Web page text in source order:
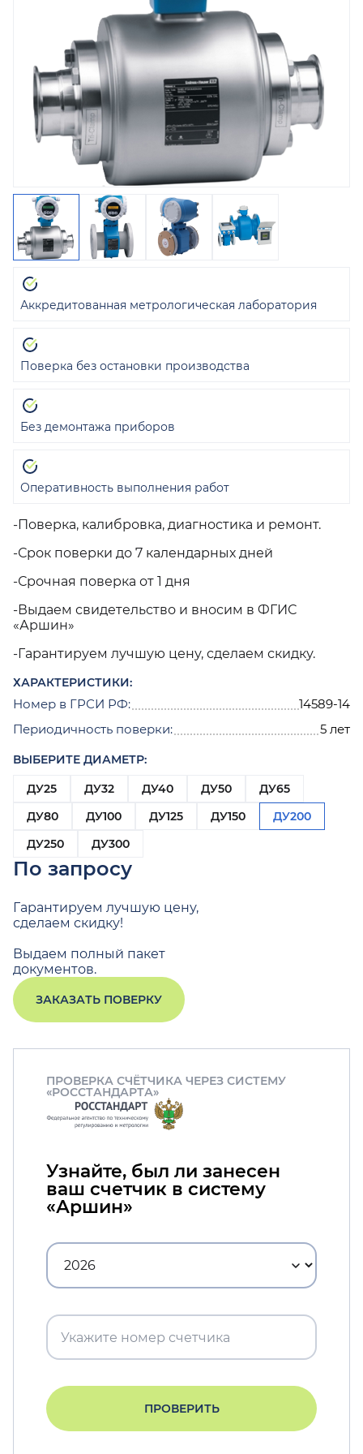
-Поверка, калибровка, диагностика и ремонт.
-Срок поверки до 7 календарных дней
-Срочная поверка от 1 дня
-Выдаем свидетельство и вносим в ФГИС
«Аршин»
-Гарантируем лучшую цену, сделаем скидку.
ХАРАКТЕРИСТИКИ:
Номер в ГРСИ РФ:
14589-14
Периодичность поверки:
5 лет
ВЫБЕРИТЕ ДИАМЕТР:
ДУ25
ДУ32 ДУ40 ДУ50
ДУ65
ДУ80
ДУ100 ДУ125 ДУ150
ДУ200
ДУ250
ДУ300
По запросу
Гарантируем лучшую цену,
сделаем скидку!
Выдаем полный пакет
документов.
ЗАКАЗАТЬ ПОВЕРКУ
Аккредитованная метрологическая лаборатория
Поверка без остановки производства
Без демонтажа приборов
Оперативность выполнения работ
ПРОВЕРКА СЧЁТЧИКА ЧЕРЕЗ СИСТЕМУ
«РОССТАНДАРТА»
Узнайте, был ли занесен
ваш счетчик в систему
«Аршин»
ПРОВЕРИТЬ